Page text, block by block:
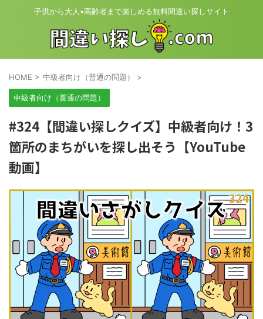
子供から大人•高齢者まで楽しめる無料間違い探しサイト
HOME > 中級者向け（普通の問題） >
中級者向け（普通の問題）
#324【間違い探しクイズ】中級者向け！3
箇所のまちがいを探し出そう【YouTube
動画】